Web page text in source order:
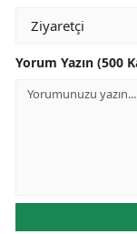
Yorum Yazın (500